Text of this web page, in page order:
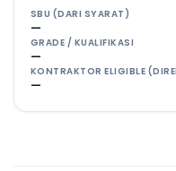
SBU (DARI SYARAT)
—
GRADE / KUALIFIKASI
—
KONTRAKTOR ELIGIBLE
—